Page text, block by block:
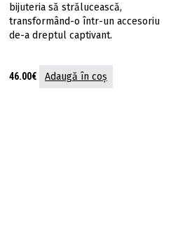
bijuteria să strălucească,
transformând-o într-un accesoriu
de-a dreptul captivant.
46.00€ Adaugă în coș